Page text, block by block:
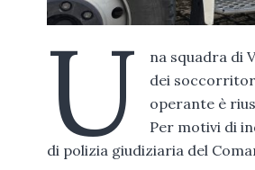
U na squadra di
dei
operante è
Per motivi di
di polizia giudiziaria del